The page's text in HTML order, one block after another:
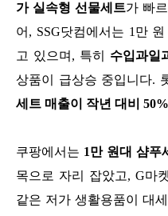
가 실속형 선물세트가 빠
어, SSG닷컴에서는 1만
고 있으며, 특히 수입과일
상품이 급상승 중입니다.
세트 매출이 작년 대비
쿠팡에서는 1만 원대 샴푸
목으로 자리 잡았고, G마
같은 저가 생활용품이 대